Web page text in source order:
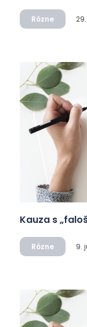
Rôzne
Kauza s
Rôzne 9.